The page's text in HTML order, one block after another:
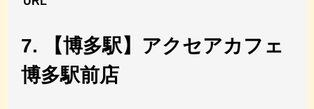
7. 【博多駅】アクセアカフェ
博多駅前店